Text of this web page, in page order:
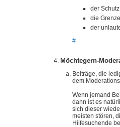
der
die
der
#
Möchtegern-
Beiträge, die
dem
Wenn jemand
dann ist es
sich dieser
meisten stören,
Hilfesuchende